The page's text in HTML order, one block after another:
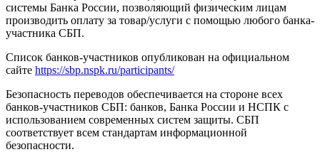
системы Банка России, позволяющий физическим лицам
производить оплату за товар/услуги с помощью любого банка-
участника СБП.
Список банков-участников опубликован на официальном
сайте https://sbp.nspk.ru/participants/
Безопасность переводов обеспечивается на стороне всех
банков-участников СБП: банков, Банка России и НСПК с
использованием современных систем защиты. СБП
соответствует всем стандартам информационной
безопасности.